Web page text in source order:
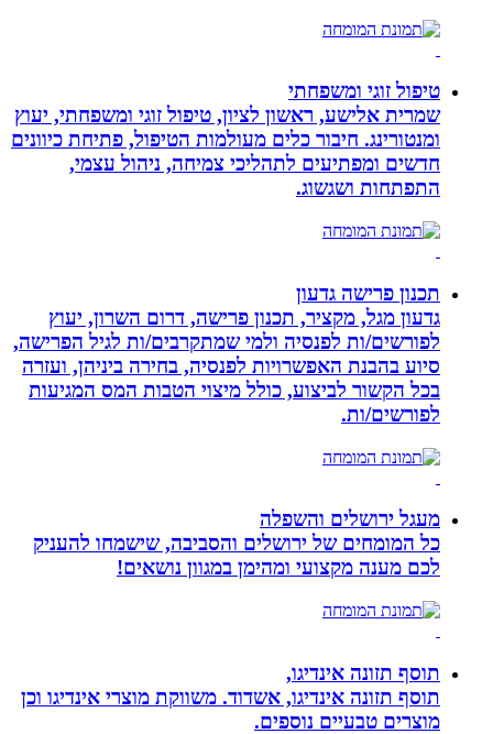
טיפול זוגי ומשפחתי
שמרית אלישע, ראשון לציון, טיפול זוגי ומשפחתי, יעוץ
ומנטורינג. חיבור כלים מעולמות הטיפול, פתיחת כיוונים
חדשים ומפתיעים לתהליכי צמיחה, ניהול עצמי,
התפתחות ושגשוג.
תכנון פרישה גדעון
גדעון מגל, מקציר, תכנון פרישה, דרום השרון, יעוץ
לפורשים/ות לפנסיה ולמי שמתקרבים/ות לגיל הפרישה,
סיוע בהבנת האפשרויות לפנסיה, בחירה ביניהן, ועזרה
בכל הקשור לביצוע, כולל מיצוי הטבות המס המגיעות
לפורשים/ות.
מעגל ירושלים והשפלה
כל המומחים של ירושלים והסביבה, שישמחו להעניק
לכם מענה מקצועי ומהימן במגוון נושאים!
תוסף תזונה אינדיגו,
תוסף תזונה אינדיגו, אשדוד. משווקת מוצרי אינדיגו וכן
מוצרים טבעיים נוספים.